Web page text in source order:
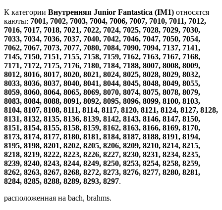
К категории Внутренняя Junior Fantastica (IM1) относятся
каюты: 7001, 7002, 7003, 7004, 7006, 7007, 7010, 7011, 7012,
7016, 7017, 7018, 7021, 7022, 7024, 7025, 7028, 7029, 7030,
7033, 7034, 7036, 7037, 7040, 7042, 7046, 7047, 7050, 7054,
7062, 7067, 7073, 7077, 7080, 7084, 7090, 7094, 7137, 7141,
7145, 7150, 7151, 7155, 7158, 7159, 7162, 7163, 7167, 7168,
7171, 7172, 7175, 7176, 7180, 7184, 7188, 8007, 8008, 8009,
8012, 8016, 8017, 8020, 8021, 8024, 8025, 8028, 8029, 8032,
8033, 8036, 8037, 8040, 8041, 8044, 8045, 8048, 8049, 8055,
8059, 8060, 8064, 8065, 8069, 8070, 8074, 8075, 8078, 8079,
8083, 8084, 8088, 8091, 8092, 8095, 8096, 8099, 8100, 8103,
8104, 8107, 8108, 8111, 8114, 8117, 8120, 8121, 8124, 8127, 8128,
8131, 8132, 8135, 8136, 8139, 8142, 8143, 8146, 8147, 8150,
8151, 8154, 8155, 8158, 8159, 8162, 8163, 8166, 8169, 8170,
8173, 8174, 8177, 8180, 8181, 8184, 8187, 8188, 8191, 8194,
8195, 8198, 8201, 8202, 8205, 8206, 8209, 8210, 8214, 8215,
8218, 8219, 8222, 8223, 8226, 8227, 8230, 8231, 8234, 8235,
8239, 8240, 8243, 8244, 8249, 8250, 8253, 8254, 8258, 8259,
8262, 8263, 8267, 8268, 8272, 8273, 8276, 8277, 8280, 8281,
8284, 8285, 8288, 8289, 8293, 8297.
расположенная на bach, brahms.